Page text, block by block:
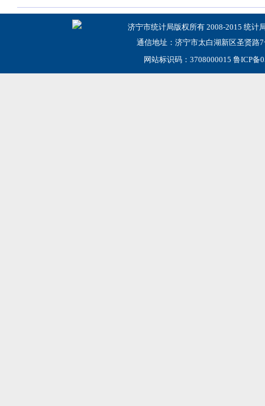
济宁市统计局版权所有 2008-2015 统计
通信地址：济宁市太白湖新区圣贤路
网站标识码：3708000015鲁ICP备